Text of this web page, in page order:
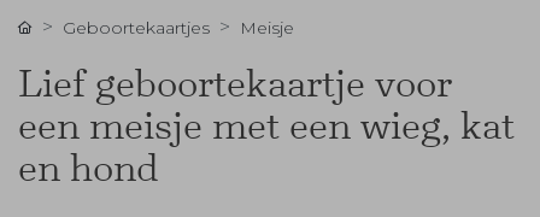
Geboortekaartjes Meisje
Lief geboortekaartje voor
een meisje met een wieg, kat
en hond